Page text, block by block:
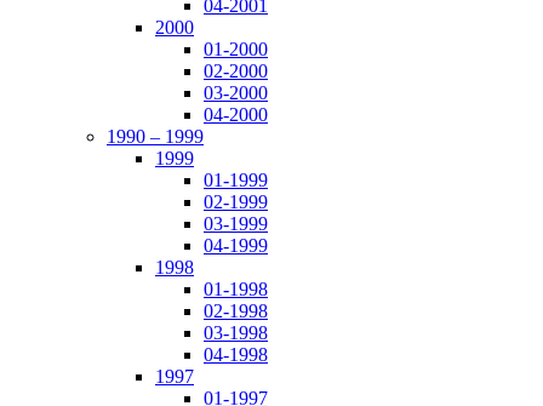
04-2001
2000
01-2000
02-2000
03-2000
04-2000
1990 – 1999
1999
01-1999
02-1999
03-1999
04-1999
1998
01-1998
02-1998
03-1998
04-1998
1997
01-1997